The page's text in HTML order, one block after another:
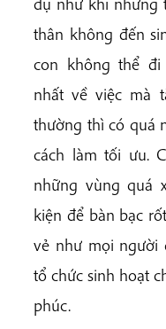
thân không đến
con không thể
nhất về việc mà
thường thì có quá
cách làm tối ưu.
những vùng quá
kiện để bàn bạc
vẻ như mọi người
tổ chức sinh hoạt
phúc.